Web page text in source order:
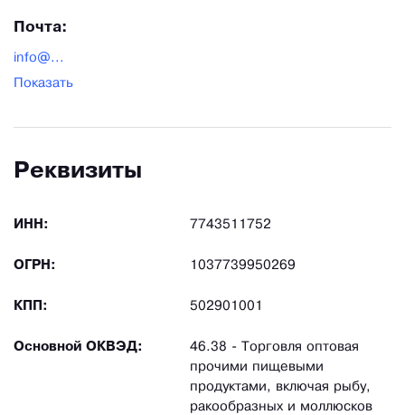
Почта:
info@...
Показать
Реквизиты
ИНН: 7743511752
ОГРН: 1037739950269
КПП: 502901001
Основной ОКВЭД:
46.38 - Торговля оптовая
прочими пищевыми
продуктами, включая рыбу,
ракообразных и моллюсков